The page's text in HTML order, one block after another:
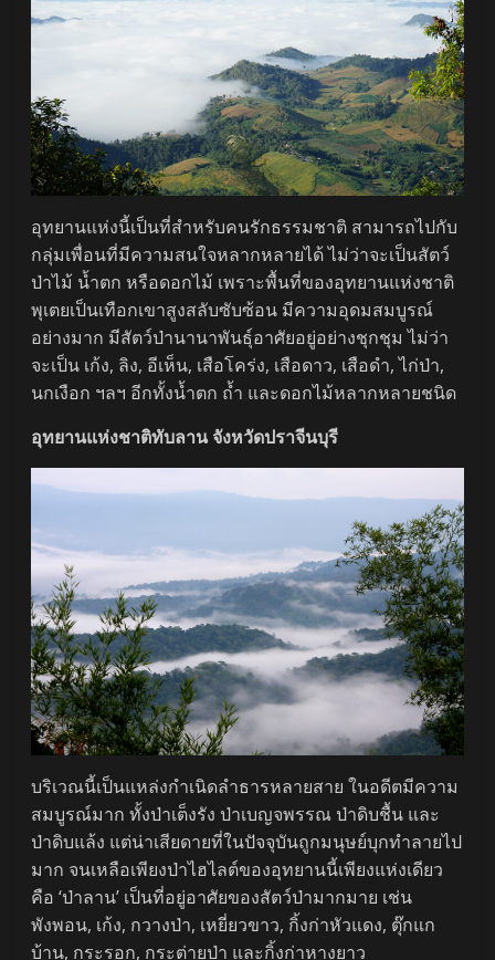
อุทยานแห่งนี้เป็นที่สำหรับคนรักธรรมชาติ สามารถไปกับ
กลุ่มเพื่อนที่มีความสนใจหลากหลายได้ ไม่ว่าจะเป็นสัตว์
ป่าไม้ น้ำตก หรือดอกไม้ เพราะพื้นที่ของอุทยานแห่งชาติ
พุเตยเป็นเทือกเขาสูงสลับซับซ้อน มีความอุดมสมบูรณ์
อย่างมาก มีสัตว์ป่านานาพันธุ์อาศัยอยู่อย่างชุกชุม ไม่ว่า
จะเป็น เก้ง, ลิง, อีเห็น, เสือโคร่ง, เสือดาว, เสือดำ, ไก่ป่า,
นกเงือก ฯลฯ อีกทั้งน้ำตก ถ้ำ และดอกไม้หลากหลายชนิด
อุทยานแห่งชาติทับลาน จังหวัดปราจีนบุรี
บริเวณนี้เป็นแหล่งกำเนิดลำธารหลายสาย ในอดีตมีความ
สมบูรณ์มาก ทั้งป่าเต็งรัง ป่าเบญจพรรณ ป่าดิบชื้น และ
ป่าดิบแล้ง แต่น่าเสียดายที่ในปัจจุบันถูกมนุษย์บุกทำลายไป
มาก จนเหลือเพียงป่าไฮไลต์ของอุทยานนี้เพียงแห่งเดียว
คือ ‘ป่าลาน’ เป็นที่อยู่อาศัยของสัตว์ป่ามากมาย เช่น
พังพอน, เก้ง, กวางป่า, เหยี่ยวขาว, กิ้งก่าหัวแดง, ตุ๊กแก
บ้าน, กระรอก, กระต่ายป่า และกิ้งก่าหางยาว